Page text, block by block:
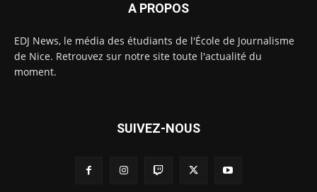
A PROPOS
EDJ News, le média des étudiants de l'École de Journalisme
de Nice. Retrouvez sur notre site toute l'actualité du
moment.
SUIVEZ-NOUS